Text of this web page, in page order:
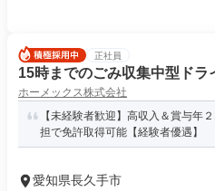
正社員
15時までのごみ収集中型ドラ
ホーメックス株式会社
【未経験者歓迎】高収入＆賞与年
担で免許取得可能【経験者優遇】
愛知県長久手市